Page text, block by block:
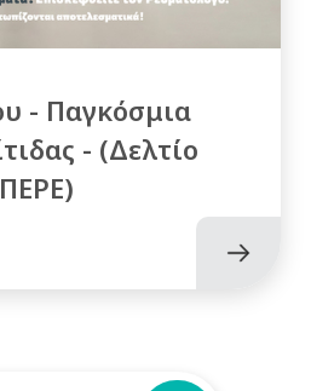
- Παγκόσμια
- (Δελτίο